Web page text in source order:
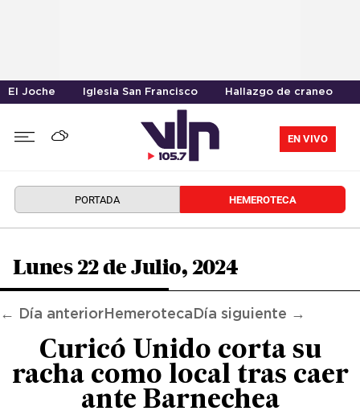
El Joche Iglesia San Francisco Hallazgo de craneo
EN VIVO
PORTADA HEMEROTECA
Lunes 22 de Julio, 2024
← Día anterior Hemeroteca Día siguiente →
Curicó Unido corta su
racha como local tras caer
ante Barnechea